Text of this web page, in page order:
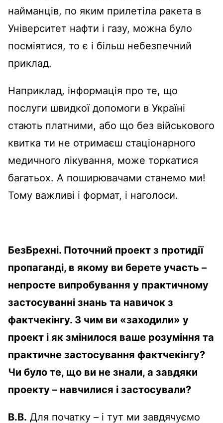
найманців, по яким прилетіла ракета в
Університет нафти і газу, можна було
посміятися, то є і більш небезпечний
приклад.
Наприклад, інформація про те, що
послуги швидкої допомоги в Україні
стають платними, або що без військового
квитка ти не отримаєш стаціонарного
медичного лікування, може торкатися
багатьох. А поширювачами станемо ми!
Тому важливі і формат, і наголоси.
БезБрехні. Поточний проект з протидії
пропаганді, в якому ви берете участь –
непросте випробування у практичному
застосуванні знань та навичок з
фактчекінгу. З чим ви «заходили» у
проект і як змінилося ваше розуміння та
практичне застосування фактчекінгу?
Чи було те, що ви не знали, а завдяки
проекту – навчилися і застосували?
В.В. Для початку – і тут ми завдячуємо